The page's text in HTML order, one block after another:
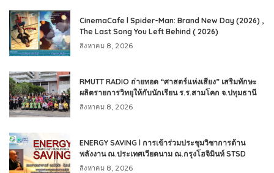
CinemaCafe l Spider-Man: Brand New Day (2026) ,
The Last Song You Left Behind ( 2026)
สิงหาคม 8, 2026
RMUTT RADIO ถ่ายทอด “ศาสตร์แห่งเสียง” เสริมทักษะ
ผลิตรายการวิทยุให้กับนักเรียน ร.ร.สามโคก จ.ปทุมธานี
สิงหาคม 8, 2026
ENERGY SAVING l การเข้าร่วมประชุมวิชาการด้าน
พลังงาน ณ.ประเทศเวียดนาม ณ.กรุงโฮจิมินห์ STSD
สิงหาคม 8, 2026